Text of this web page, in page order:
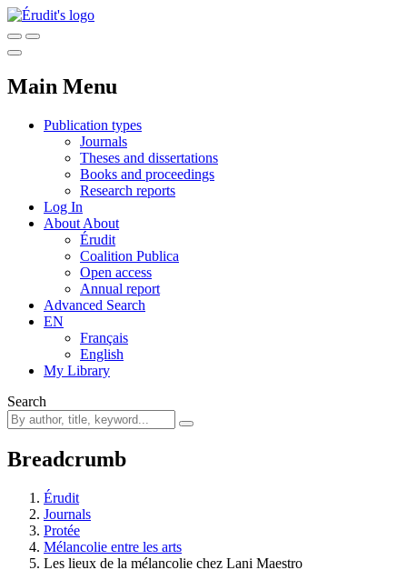
Main Menu
Publication types
Journals
Theses and dissertations
Books and proceedings
Research reports
Log In
About About
Érudit
Coalition Publica
Open access
Annual report
Advanced Search
EN
Français
English
My Library
Search
Breadcrumb
Érudit
Journals
Protée
Mélancolie entre les arts
Les lieux de la mélancolie chez Lani Maestro